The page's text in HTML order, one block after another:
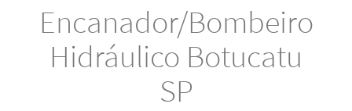
Encanador/Bombeiro
Hidráulico Botucatu
SP